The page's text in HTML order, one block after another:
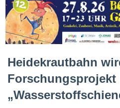
Heidekrautbahn
Forschungsprojekt